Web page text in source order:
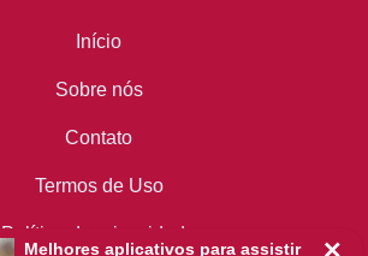
Melhores aplicativos para assistir
Início
Sobre nós
Contato
Termos de Uso
Política de privacidade